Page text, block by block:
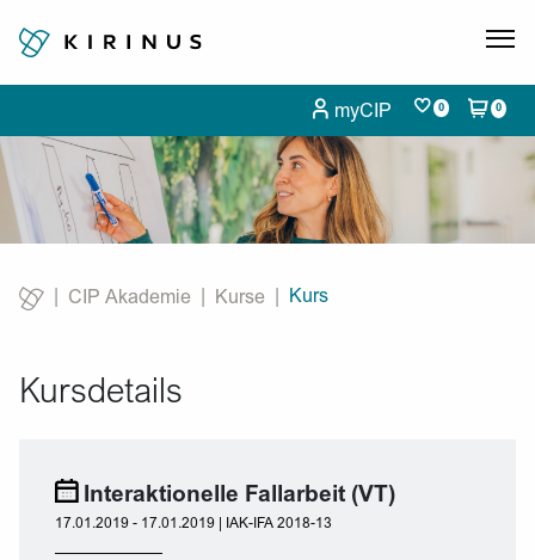
myCIP 0 0
CIP Akademie Kurse
Current:
Kurs
Kursdetails
Interaktionelle Fallarbeit (VT)
17.01.2019 - 17.01.2019 | IAK-IFA 2018-13